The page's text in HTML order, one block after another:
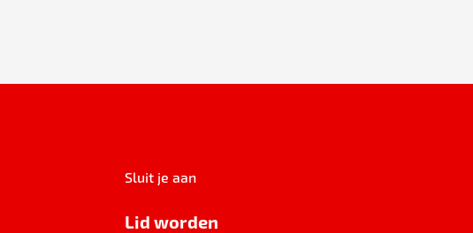
Sluit je aan
Lid worden